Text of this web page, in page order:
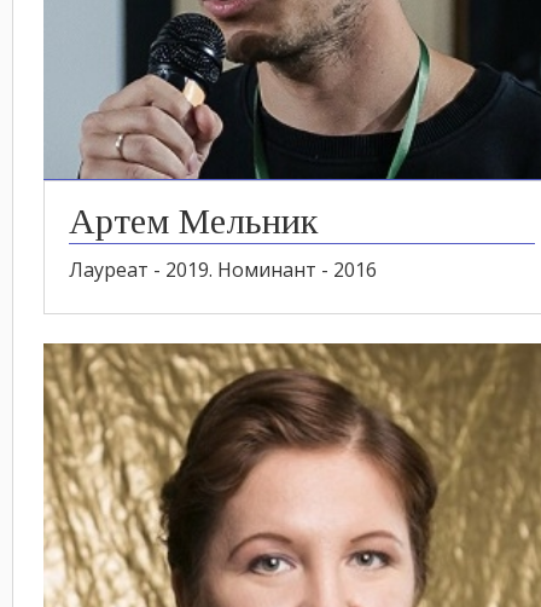
Артем Мельник
Лауреат - 2019. Номинант - 2016